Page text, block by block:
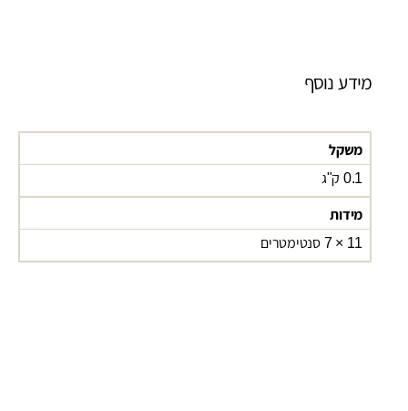
מידע נוסף
משקל
0.1 ק"ג
מידות
11 × 7 סנטימטרים